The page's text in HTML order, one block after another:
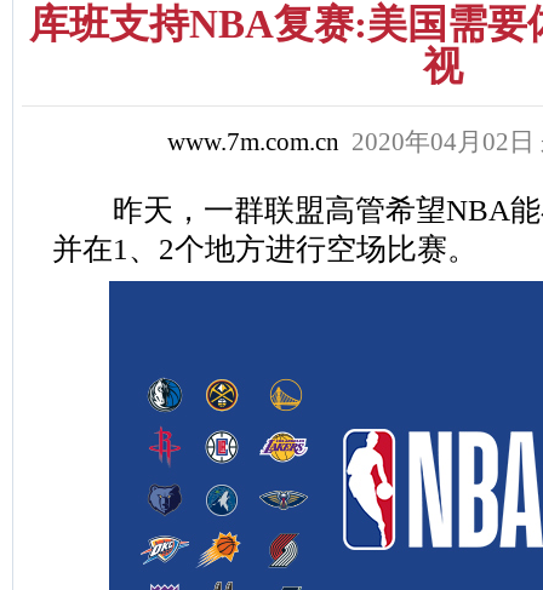
库班支持NBA复赛:美国需要
视
www.7m.com.cn 2020年04月02日
昨天，一群联盟高管希望NBA能
并在1、2个地方进行空场比赛。